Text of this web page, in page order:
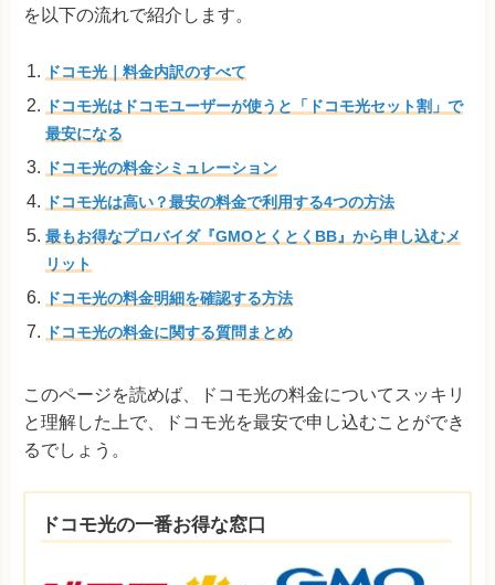
を以下の流れで紹介します。
ドコモ光｜料金内訳のすべて
ドコモ光はドコモユーザーが使うと「ドコモ光セット割」で
最安になる
ドコモ光の料金シミュレーション
ドコモ光は高い？最安の料金で利用する4つの方法
最もお得なプロバイダ『GMOとくとくBB』から申し込むメ
リット
ドコモ光の料金明細を確認する方法
ドコモ光の料金に関する質問まとめ
このページを読めば、ドコモ光の料金についてスッキリ
と理解した上で、ドコモ光を最安で申し込むことができ
るでしょう。
ドコモ光の一番お得な窓口